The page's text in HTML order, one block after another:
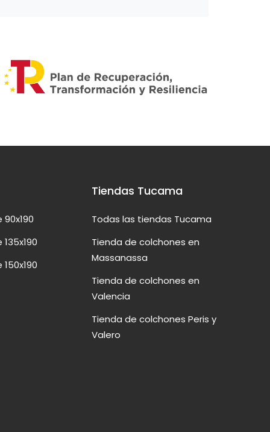
Tiendas Tucama
Todas las tiendas Tucama
Tienda de colchones en
Massanassa
Tienda de colchones en
Valencia
Tienda de colchones Peris y
Valero